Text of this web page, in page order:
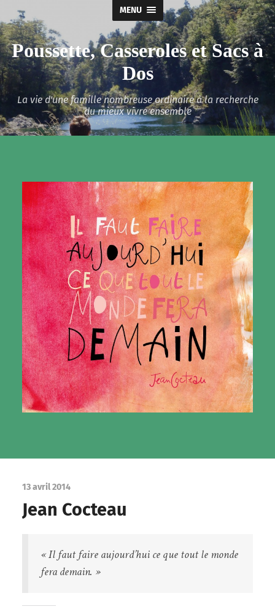
MENU
Poussette, Casseroles et Sacs à
Dos
La vie d'une famille nombreuse ordinaire à la recherche
du mieux vivre ensemble
13 avril 2014
Jean Cocteau
« Il faut faire aujourd’hui ce que tout le monde
fera demain. »